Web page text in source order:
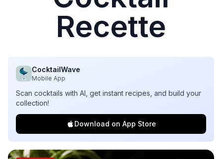
Recette
CocktailWave
Mobile App
Scan cocktails with AI, get instant recipes, and build your
collection!
Download on App Store